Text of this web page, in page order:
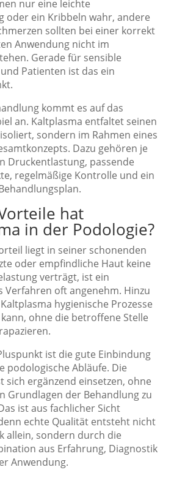
nur eine leichte
oder ein Kribbeln wahr, andere
sollten bei einer korrekt
Anwendung nicht im
Gerade für sensible
Patienten ist das ein
kommt es auf das
an. Kaltplasma entfaltet seinen
sondern im Rahmen eines
Dazu gehören je
Druckentlastung, passende
regelmäßige Kontrolle und ein
hat
in der Podologie?
liegt in seiner schonenden
oder empfindliche Haut keine
verträgt, ist ein
Verfahren oft angenehm. Hinzu
hygienische Prozesse
ohne die betroffene Stelle
ist die gute Einbindung
podologische Abläufe. Die
sich ergänzend einsetzen, ohne
Grundlagen der Behandlung zu
ist aus fachlicher Sicht
echte Qualität entsteht nicht
allein, sondern durch die
aus Erfahrung, Diagnostik
Anwendung.